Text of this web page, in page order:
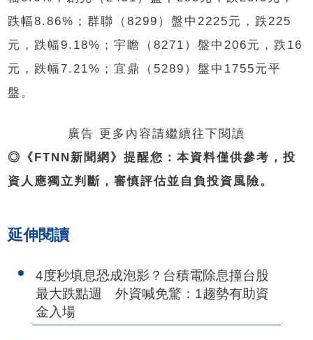
跌幅8.86%；群聯（8299）盤中2225元，跌225
元，跌幅9.18%；宇瞻（8271）盤中206元，跌16
元，跌幅7.21%；宜鼎（5289）盤中1755元平
盤。
廣告 更多內容請繼續往下閱讀
◎《FTNN新聞網》提醒您：本資料僅供參考，投
資人應獨立判斷，審慎評估並自負投資風險。
延伸閱讀
4度秒填息恐成泡影？台積電除息撞台股
最大跌點週 外資喊免驚：1趨勢有助資
金入場